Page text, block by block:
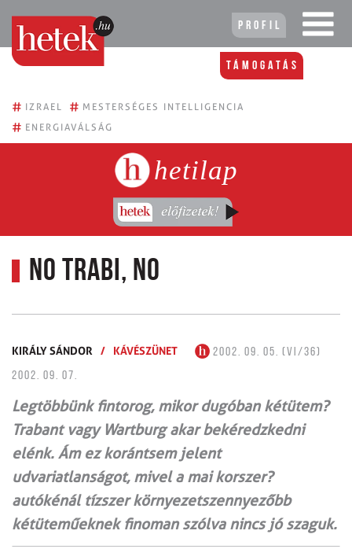
Profil
Támogatás
# IZRAEL # MESTERSÉGES INTELLIGENCIA
# ENERGIAVÁLSÁG
hetilap
No Trabi, no
KIRÁLY SÁNDOR / KÁVÉSZÜNET
2002. 09. 05. (VI/36)
2002. 09. 07.
Legtöbbünk fintorog, mikor dugóban kétütem?
Trabant vagy Wartburg akar bekéredzkedni
elénk. Ám ez korántsem jelent
udvariatlanságot, mivel a mai korszer?
autókénál tízszer környezetszennyezőbb
kétüteműeknek finoman szólva nincs jó szaguk.